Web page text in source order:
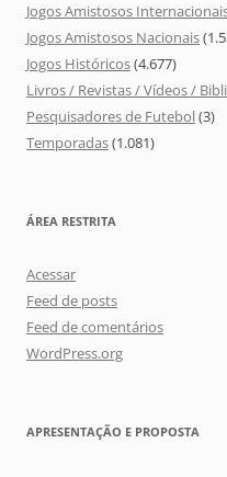
Jogos Amistosos
Jogos Amistosos Nacionais
Jogos Históricos(4.677)
Livros / Revistas / Vídeos /
Pesquisadores de Futebol(3)
Temporadas(1.081)
ÁREA RESTRITA
Acessar
Feed de posts
Feed de comentários
WordPress.org
APRESENTAÇÃO E PROPOSTA